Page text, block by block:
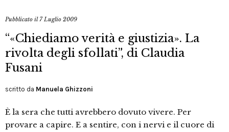
Pubblicato il7 Luglio 2009
“«Chiediamo verità e giustizia». La
rivolta degli sfollati”, di Claudia
Fusani
scritto da Manuela Ghizzoni
È la sera che tutti avrebbero dovuto vivere. Per
provare a capire. E a sentire, con i nervi e il cuore di